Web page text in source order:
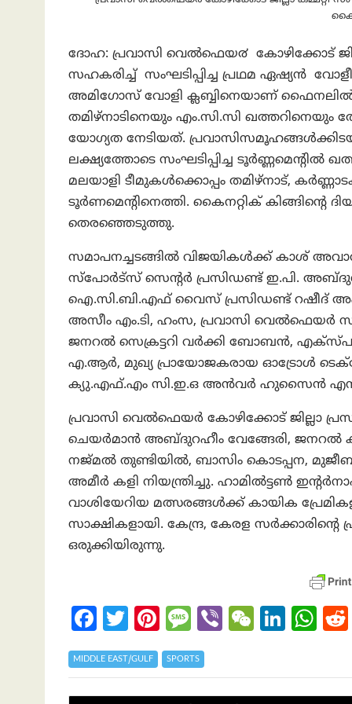
ദോഹ: പ്രവാസി വെൽഫെയ൪ കോഴിക്കോട്
സഹകരിച്ച് സംഘടിപ്പിച്ച പ്രഥമ ഏഷ്യന്‍
അമിഗോസ് വോളി ക്ലബ്ബിനെയാണ്‌ ഫൈനലില്‍
തമിഴ്നാടിനെയും എം.സി.സി ഖത്തറിനെയും
യോഗ്യത നേടിയത്.
ലക്ഷ്യത്തോടെ സംഘടിപ്പിച്ച ടൂര്‍ണ്ണമെന്റില്‍
മലയാളി ടീമുകള്‍ക്കൊപ്പം തമിഴ്നാട്,
ടൂർണമെന്റിനെത്തി. കൈനറ്റിക് കിങ്ങിന്റെ
തെരഞ്ഞെടുത്തു.
സമാപനച്ചടങ്ങിൽ വിജയികൾക്ക് കാശ്
സ്‌പോർട്സ് സെന്റർ പ്രസിഡണ്ട് ഇ.പി.
ഐ.സി.ബി.എഫ് വൈസ് പ്രസിഡണ്ട് റഷീദ്
അസീം എം.ടി, ഹംസ, പ്രവാസി
ജനറല്‍ സെക്രട്ടറി വർക്കി ബോബൻ,
എ.ആര്‍, മുഖ്യ പ്രായോജകരായ ഓട്രോള്‍
ക്യു.എഫ്.എം സി.ഇ.ഒ അന്‍വര്‍ ഹുസൈന്‍
പ്രവാസി വെൽഫെയർ കോഴിക്കോട് ജില്ലാ
ചെയര്‍മാന്‍ അബ്ദുറഹീം വേങ്ങേരി, ജനറല്‍
നജ്മല്‍ തുണ്ടിയില്‍, ബാസിം കൊടപ്പന,
അമീർ കളി നിയന്ത്രിച്ചു. ഹാമിൽട്ടണ്‍
വാശിയേറിയ മത്സരങ്ങള്‍ക്ക് കായിക
സാക്ഷികളായി. കേന്ദ്ര, കേരള
ഒരുക്കിയിരുന്നു.
Fa
ce
b
o
T
w
itt
er
Pi
nt
er
es
M
es
sa
g
Vi W
h
Li
dI
W
s
MIDDLE EAST/GULF SPORTS